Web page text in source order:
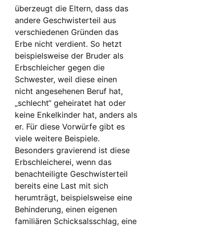
überzeugt die Eltern, dass das
andere Geschwisterteil aus
verschiedenen Gründen das
Erbe nicht verdient. So hetzt
beispielsweise der Bruder als
Erbschleicher gegen die
Schwester, weil diese einen
nicht angesehenen Beruf hat,
„schlecht“ geheiratet hat oder
keine Enkelkinder hat, anders als
er. Für diese Vorwürfe gibt es
viele weitere Beispiele.
Besonders gravierend ist diese
Erbschleicherei, wenn das
benachteiligte Geschwisterteil
bereits eine Last mit sich
herumträgt, beispielsweise eine
Behinderung, einen eigenen
familiären Schicksalsschlag, eine